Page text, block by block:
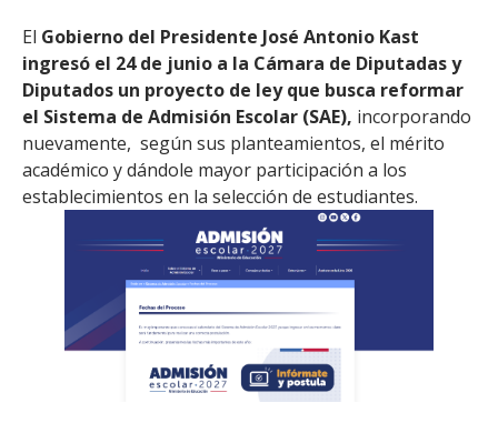
El Gobierno del Presidente José Antonio Kast
ingresó el 24 de junio a la Cámara de Diputadas y
Diputados un proyecto de ley que busca reformar
el Sistema de Admisión Escolar (SAE), incorporando
nuevamente, según sus planteamientos, el mérito
académico y dándole mayor participación a los
establecimientos en la selección de estudiantes.